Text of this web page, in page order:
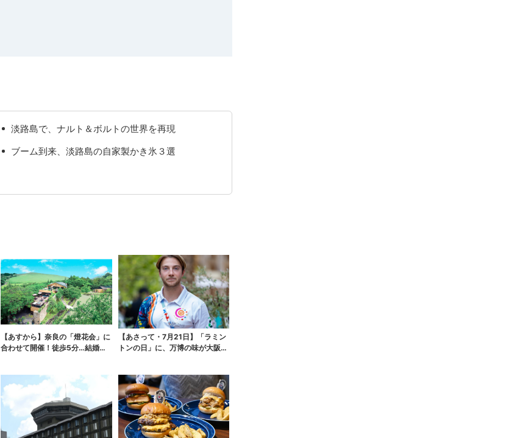
淡路島で、ナルト＆ボルトの世界を再現
ブーム到来、淡路島の自家製かき氷３選
【あすから】奈良の「燈花会」に
合わせて開催！徒歩5分…結婚式
【あさって・7月21日】「ラミン
トンの日」に、万博の味が大阪で